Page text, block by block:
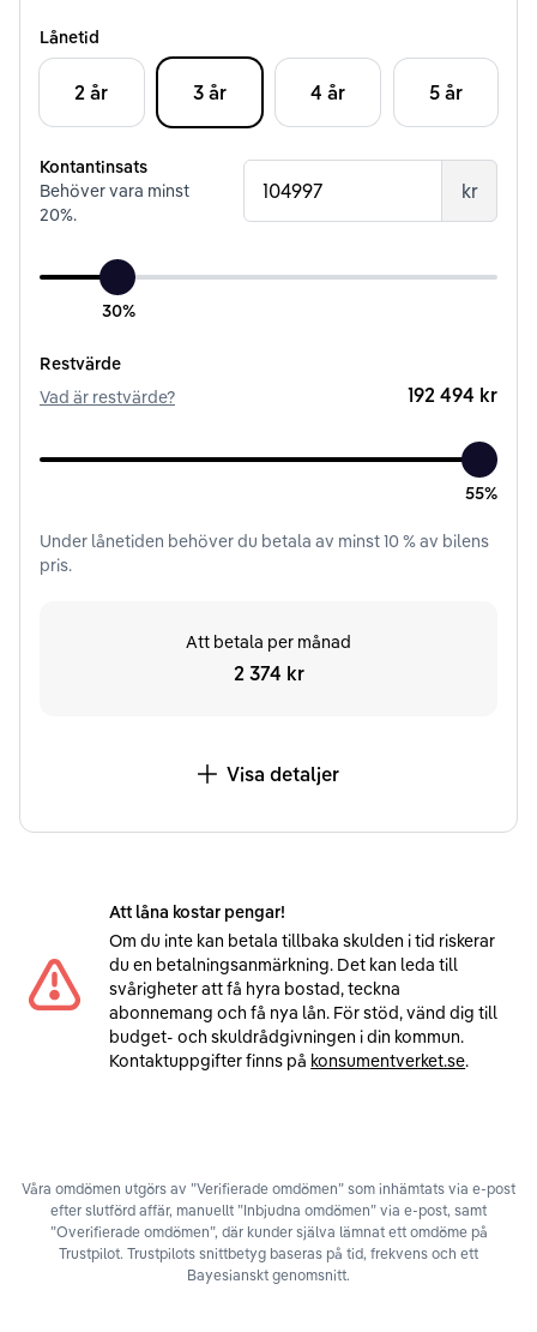
Lånetid
2 år 3 år 4 år 5 år
Kontantinsats
Behöver vara minst
20%.
kr
30%
Restvärde
Vad är restvärde?
192 494 kr
55%
Under lånetiden behöver du betala av minst10% av bilens
pris.
Att betala per månad
2 374 kr
Visa detaljer
Att låna kostar pengar!
Om du inte kan betala tillbaka skulden i tid riskerar
du en betalningsanmärkning. Det kan leda till
svårigheter att få hyra bostad, teckna
abonnemang och få nya lån. För stöd, vänd dig till
budget- och skuldrådgivningen i din kommun.
Kontaktuppgifter finns på konsumentverket.se.
Våra omdömen utgörs av ”Verifierade omdömen” som inhämtats via e-post
efter slutförd affär, manuellt ”Inbjudna omdömen” via e-post, samt
”Overifierade omdömen”, där kunder själva lämnat ett omdöme på
Trustpilot. Trustpilots snittbetyg baseras på tid, frekvens och ett
Bayesianskt genomsnitt.